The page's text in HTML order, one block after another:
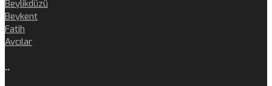
Beylikdüzü
Beykent
Fatih
Avcılar
..